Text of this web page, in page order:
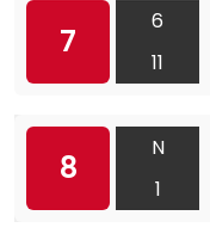
7
6
11
8
N
1